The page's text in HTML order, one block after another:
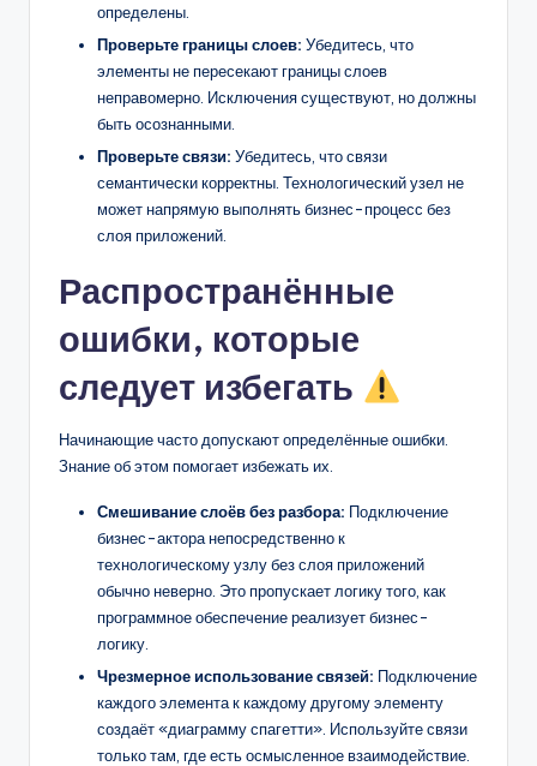
определены.
Проверьте границы слоев: Убедитесь, что
элементы не пересекают границы слоев
неправомерно. Исключения существуют, но должны
быть осознанными.
Проверьте связи: Убедитесь, что связи
семантически корректны. Технологический узел не
может напрямую выполнять бизнес-процесс без
слоя приложений.
Распространённые
ошибки, которые
следует избегать
Начинающие часто допускают определённые ошибки.
Знание об этом помогает избежать их.
Смешивание слоёв без разбора: Подключение
бизнес-актора непосредственно к
технологическому узлу без слоя приложений
обычно неверно. Это пропускает логику того, как
программное обеспечение реализует бизнес-
логику.
Чрезмерное использование связей: Подключение
каждого элемента к каждому другому элементу
создаёт «диаграмму спагетти». Используйте связи
только там, где есть осмысленное взаимодействие.